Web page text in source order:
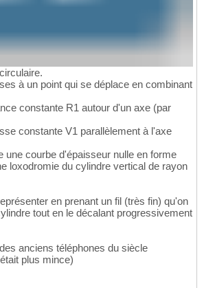
à un point qui se déplace en combinant
constante R1 autour d'un axe (par
constante V1 parallèlement à l'axe
une courbe d'épaisseur nulle en forme
loxodromie du cylindre vertical de rayon
en prenant un fil (très fin) qu'on
tout en le décalant progressivement
anciens téléphones du siècle
plus mince)